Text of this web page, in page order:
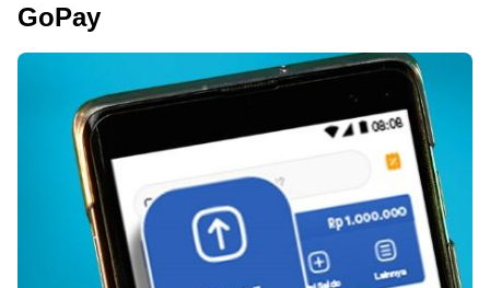
GoPay